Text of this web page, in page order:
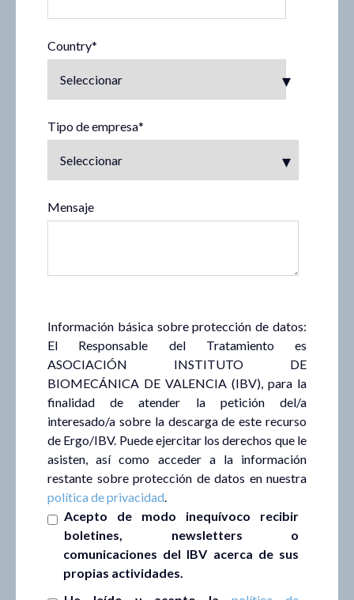
Country*
Tipo de empresa*
Mensaje
Información básica sobre protección de datos:
El Responsable del Tratamiento es
ASOCIACIÓN INSTITUTO DE
BIOMECÁNICA DE VALENCIA (IBV), para la
finalidad de atender la petición del/a
interesado/a sobre la descarga de este recurso
de Ergo/IBV. Puede ejercitar los derechos que le
asisten, así como acceder a la información
restante sobre protección de datos en nuestra
política de privacidad.
Acepto de modo inequívoco recibir
boletines, newsletters o
comunicaciones del IBV acerca de sus
propias actividades.